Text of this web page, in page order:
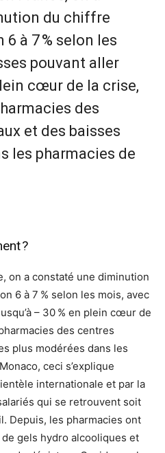
du chiffre
6 à 7 % selon les
pouvant aller
cœur de la crise,
des
et des baisses
les pharmacies de
?
on a constaté une diminution
6 à 7 % selon les mois, avec
– 30 % en plein cœur de
des centres
plus modérées dans les
ceci s’explique
internationale et par la
qui se retrouvent soit
Depuis, les pharmacies ont
gels hydro alcooliques et